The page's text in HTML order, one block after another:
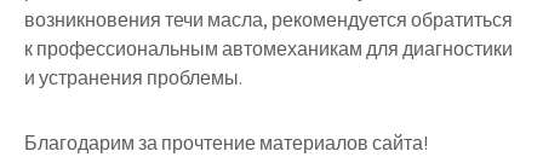
возникновения течи масла, рекомендуется обратиться
к профессиональным автомеханикам для диагностики
и устранения проблемы.
Благодарим за прочтение материалов сайта!